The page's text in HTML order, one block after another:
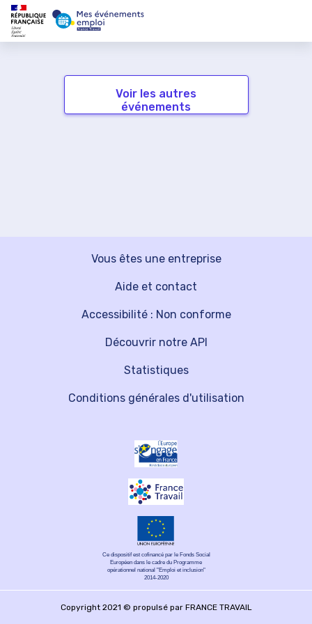
Voir les autres
événements
Vous êtes une entreprise
Découvrir notre API
Aide et contact
Statistiques
Accessibilité : Non conforme
Conditions générales d'utilisation
Ce dispositif est cofinancé par le Fonds Social
Européen dans le cadre du Programme
opérationnel national "Emploi et inclusion"
2014-2020
Copyright 2021 © propulsé par FRANCE TRAVAIL